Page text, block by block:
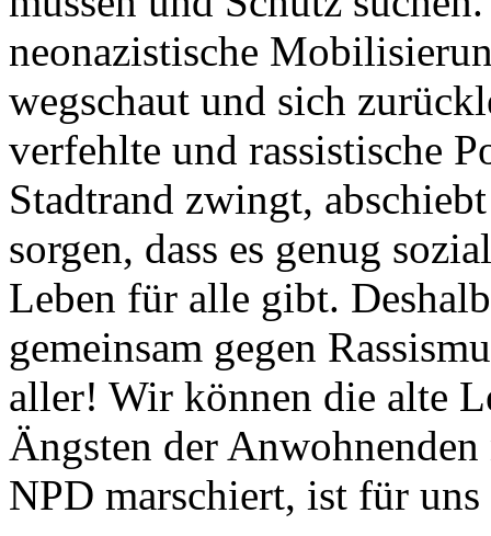
neonazistische
wegschaut und sich
verfehlte und rassistische
Stadtrand zwingt,
sorgen, dass es genug
Leben für alle gibt.
gemeinsam gegen
aller! Wir können die alte
Ängsten der
NPD marschiert, ist für